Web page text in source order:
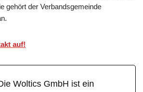
gehört der Verbandsgemeinde
auf!
Woltics GmbH ist ein